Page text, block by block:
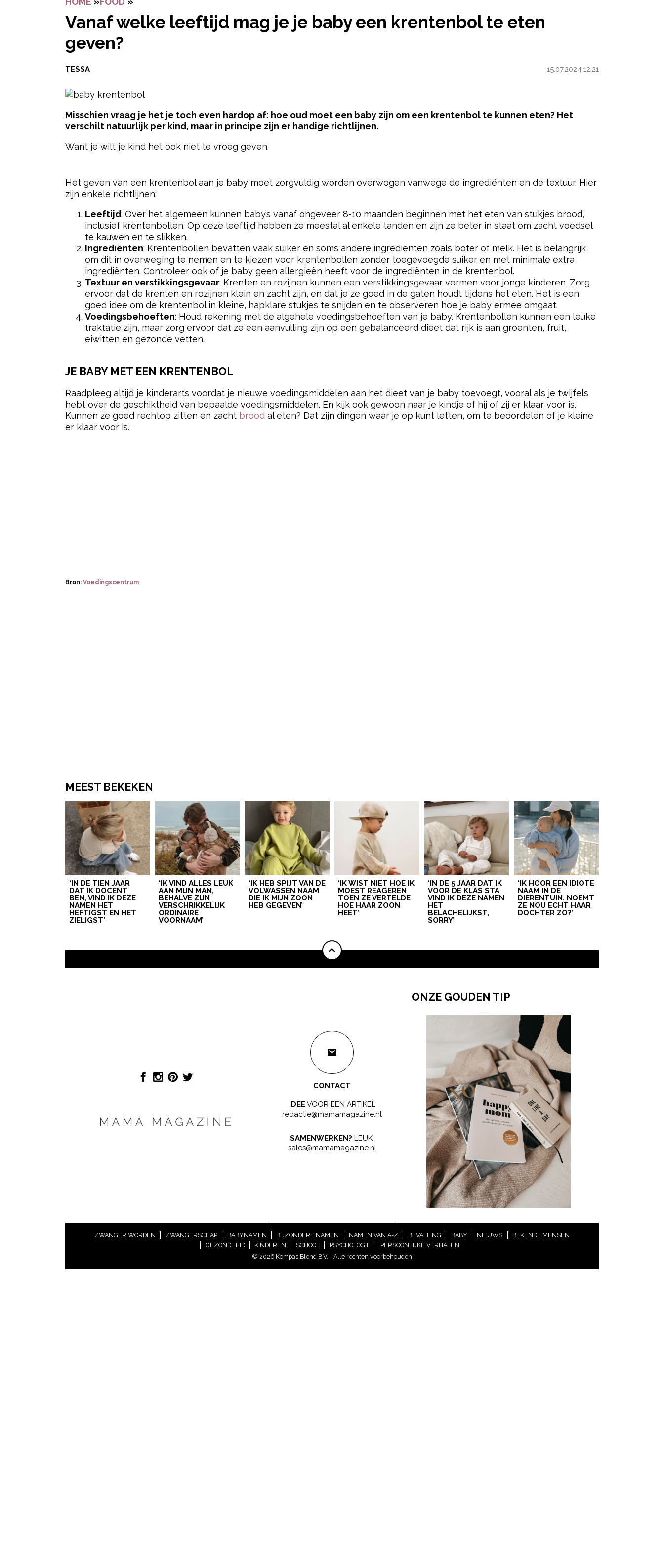
Vanaf welke leeftijd mag je je baby een krentenbol te eten
geven?
TESSA 15.07.2024 12:21
Misschien vraag je het je toch even hardop af: hoe oud moet een baby zijn om een krentenbol te kunnen eten? Het
verschilt natuurlijk per kind, maar in principe zijn er handige richtlijnen.
Want je wilt je kind het ook niet te vroeg geven.
Het geven van een krentenbol aan je baby moet zorgvuldig worden overwogen vanwege de ingrediënten en de textuur. Hier
zijn enkele richtlijnen:
Leeftijd: Over het algemeen kunnen baby’s vanaf ongeveer 8-10 maanden beginnen met het eten van stukjes brood,
inclusief krentenbollen. Op deze leeftijd hebben ze meestal al enkele tanden en zijn ze beter in staat om zacht voedsel
te kauwen en te slikken.
Ingrediënten: Krentenbollen bevatten vaak suiker en soms andere ingrediënten zoals boter of melk. Het is belangrijk
om dit in overweging te nemen en te kiezen voor krentenbollen zonder toegevoegde suiker en met minimale extra
ingrediënten. Controleer ook of je baby geen allergieën heeft voor de ingrediënten in de krentenbol.
Textuur en verstikkingsgevaar: Krenten en rozijnen kunnen een verstikkingsgevaar vormen voor jonge kinderen. Zorg
ervoor dat de krenten en rozijnen klein en zacht zijn, en dat je ze goed in de gaten houdt tijdens het eten. Het is een
goed idee om de krentenbol in kleine, hapklare stukjes te snijden en te observeren hoe je baby ermee omgaat.
Voedingsbehoeften: Houd rekening met de algehele voedingsbehoeften van je baby. Krentenbollen kunnen een leuke
traktatie zijn, maar zorg ervoor dat ze een aanvulling zijn op een gebalanceerd dieet dat rijk is aan groenten, fruit,
eiwitten en gezonde vetten.
JE BABY MET EEN KRENTENBOL
Raadpleeg altijd je kinderarts voordat je nieuwe voedingsmiddelen aan het dieet van je baby toevoegt, vooral als je twijfels
hebt over de geschiktheid van bepaalde voedingsmiddelen. En kijk ook gewoon naar je kindje of hij of zij er klaar voor is.
Kunnen ze goed rechtop zitten en zacht brood al eten? Dat zijn dingen waar je op kunt letten, om te beoordelen of je kleine
er klaar voor is.
Bron: Voedingscentrum
MEEST BEKEKEN
‘IN DE TIEN JAAR
DAT IK DOCENT
BEN, VIND IK DEZE
NAMEN HET
HEFTIGST EN HET
ZIELIGST’
‘IK VIND ALLES LEUK
AAN MIJN MAN,
BEHALVE ZIJN
VERSCHRIKKELIJK
ORDINAIRE
VOORNAAM’
‘IK HEB SPIJT VAN DE
VOLWASSEN NAAM
DIE IK MIJN ZOON
HEB GEGEVEN’
‘IK WIST NIET HOE IK
MOEST REAGEREN
TOEN ZE VERTELDE
HOE HAAR ZOON
HEET’
‘IN DE 5 JAAR DAT IK
VOOR DE KLAS STA
VIND IK DEZE NAMEN
HET
BELACHELIJKST,
SORRY’
‘IK HOOR EEN IDIOTE
NAAM IN DE
DIERENTUIN: NOEMT
ZE NOU ECHT HAAR
DOCHTER ZO?’
CONTACT
IDEEVOOR EEN ARTIKEL
redactie@mamamagazine.nl
SAMENWERKEN? LEUK!
sales@mamamagazine.nl
ONZE GOUDEN TIP
ZWANGER WORDEN ZWANGERSCHAP BABYNAMEN BIJZONDERE NAMEN NAMEN VAN A-Z BEVALLING BABY NIEUWS
BEKENDE MENSEN
GEZONDHEID
KINDEREN SCHOOL PSYCHOLOGIE
PERSOONLIJKE VERHALEN
© 2026 Kompas Blend B.V. - Alle rechten voorbehouden